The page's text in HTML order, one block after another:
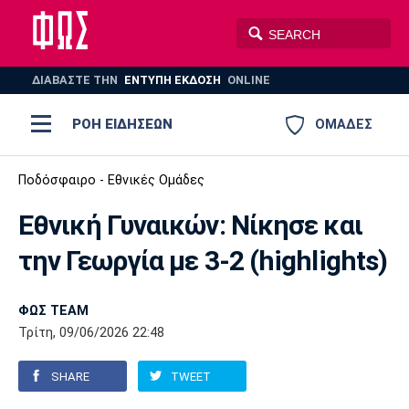
ΔΙΑΒΑΣΤΕ THN ΕΝΤΥΠΗ ΕΚΔΟΣΗ ONLINE
ΟΜΑΔΕΣ
ΡΟΗ ΕΙΔΗΣΕΩΝ
ΠΟΔΟΣΦΑΙΡΟ ΜΠΑΣΚΕΤ
ΒΟΛΕΪ
AUTO-MOTO
Ποδόσφαιρο
Super League 1
Super League 2
Γ Εθνική
Ελλάδα
Μπάσκετ
Ελλάδα
Εθνική
EuroLeague
Ολυμπιακοί Αγώνες
Βόλεϊ
Πόλο
Ολυμπιακός ΑΕΚ ΠΑΟΚ
Παναθηναϊκός Ατρόμητος
Ποδόσφαιρο - Εθνικές Ομάδες
Εθνική Γυναικών: Νίκησε και
την Γεωργία με 3-2 (highlights)
ΦΩΣ TEAM
Τρίτη, 09/06/2026 22:48
SHARE TWEET